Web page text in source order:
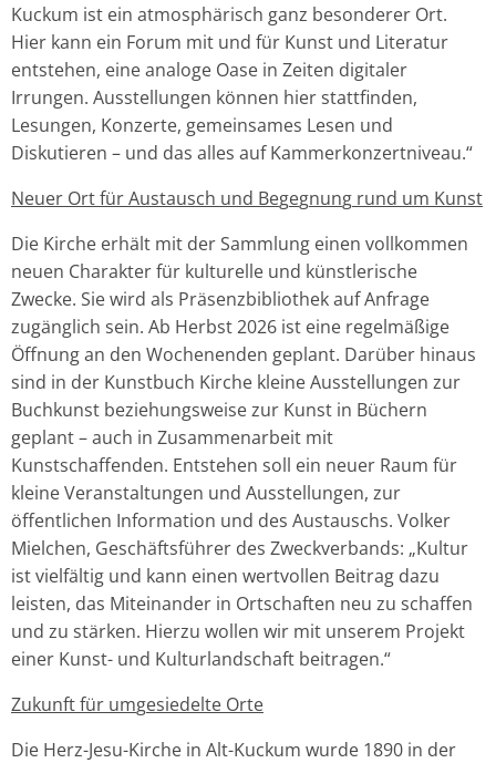
Kuckum ist ein atmosphärisch ganz besonderer Ort.
Hier kann ein Forum mit und für Kunst und Literatur
entstehen, eine analoge Oase in Zeiten digitaler
Irrungen. Ausstellungen können hier stattfinden,
Lesungen, Konzerte, gemeinsames Lesen und
Diskutieren – und das alles auf Kammerkonzertniveau.“
Neuer Ort für Austausch und Begegnung rund um Kunst
Die Kirche erhält mit der Sammlung einen vollkommen
neuen Charakter für kulturelle und künstlerische
Zwecke. Sie wird als Präsenzbibliothek auf Anfrage
zugänglich sein. Ab Herbst 2026 ist eine regelmäßige
Öffnung an den Wochenenden geplant. Darüber hinaus
sind in der Kunstbuch Kirche kleine Ausstellungen zur
Buchkunst beziehungsweise zur Kunst in Büchern
geplant – auch in Zusammenarbeit mit
Kunstschaffenden. Entstehen soll ein neuer Raum für
kleine Veranstaltungen und Ausstellungen, zur
öffentlichen Information und des Austauschs. Volker
Mielchen, Geschäftsführer des Zweckverbands: „Kultur
ist vielfältig und kann einen wertvollen Beitrag dazu
leisten, das Miteinander in Ortschaften neu zu schaffen
und zu stärken. Hierzu wollen wir mit unserem Projekt
einer Kunst- und Kulturlandschaft beitragen.“
Zukunft für umgesiedelte Orte
Die Herz-Jesu-Kirche in Alt-Kuckum wurde 1890 in der